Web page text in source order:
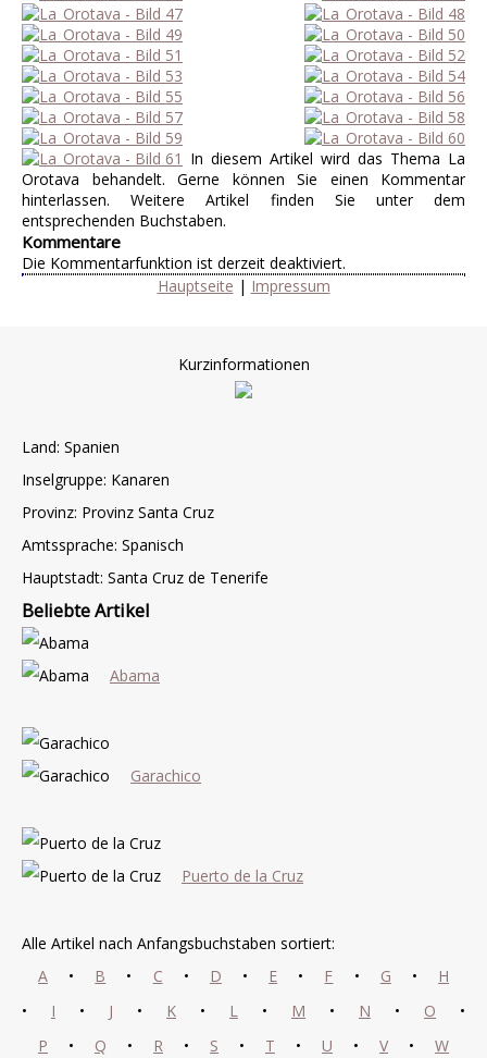
In diesem Artikel wird das Thema La
Orotava behandelt. Gerne können Sie einen Kommentar
hinterlassen. Weitere Artikel finden Sie unter dem
entsprechenden Buchstaben.
Kommentare
Die Kommentarfunktion ist derzeit deaktiviert.
Hauptseite | Impressum
Kurzinformationen
Land: Spanien
Inselgruppe: Kanaren
Provinz: Provinz Santa Cruz
Amtssprache: Spanisch
Hauptstadt: Santa Cruz de Tenerife
Beliebte Artikel
Abama
Garachico
Puerto de la Cruz
Alle Artikel nach Anfangsbuchstaben sortiert:
A
• B • C • D • E • F • G •
H
•
I • J • K • L • M • N • O
•
P
• Q • R • S • T • U • V • W